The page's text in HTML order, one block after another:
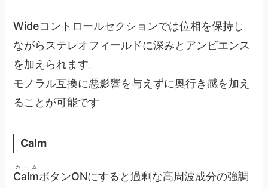
Wideコントロールセクションでは位相を保持し
ながらステレオフィールドに深みとアンビエンス
を加えられます。
モノラル互換に悪影響を与えずに奥行き感を加え
ることが可能です
Calm
Calm
カーム
ボタンONにすると過剰な高周波成分の強調